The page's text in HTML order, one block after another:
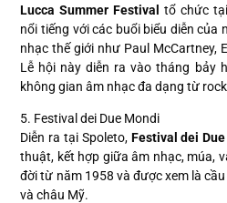
Lucca Summer Festival
tổ chức
nổi tiếng với các buổi biểu diễn
nhạc thế giới như Paul McCartney,
Lễ hội này diễn ra vào tháng bảy
không gian âm nhạc đa dạng từ
5. Festival dei Due Mondi
Diễn ra tại Spoleto, Festival dei
thuật, kết hợp giữa âm nhạc, múa,
đời từ năm 1958 và được xem là
và châu Mỹ.